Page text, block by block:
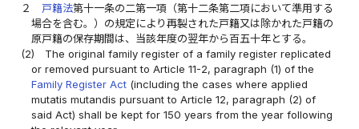
２
戸籍法第十一条の二第一項（第十二条第二項において準用する
場合を含む。）の規定により再製された戸籍又は除かれた戸籍の
原戸籍の保存期間は、当該年度の翌年から百五十年とする。
(2)
The original family register of a family register replicated
or removed pursuant to Article 11-2, paragraph (1) of the
Family Register Act (including the cases where applied
mutatis mutandis pursuant to Article 12, paragraph (2) of
said Act) shall be kept for 150 years from the year following